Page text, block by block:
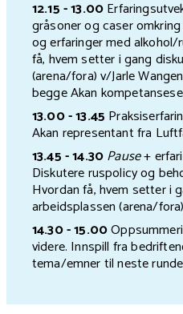
12.15 - 13.00
gråsoner og caser
og erfaringer med
få, hvem setter i gang
(arena/fora) v/Jarle
begge Akan
13.00 - 13.45
Akan representant fra
13.45 - 14.30Pause+
Diskutere ruspolicy og
Hvordan få, hvem setter i
arbeidsplassen (arena/
14.30 - 15.00
videre. Innspill fra
tema/emner til neste